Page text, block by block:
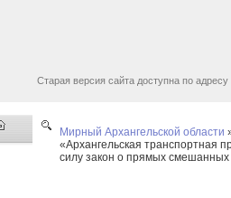
Старая версия сайта доступна по адресу
Мирный Архангельской области
«Архангельская транспортная
силу закон о прямых смешанных